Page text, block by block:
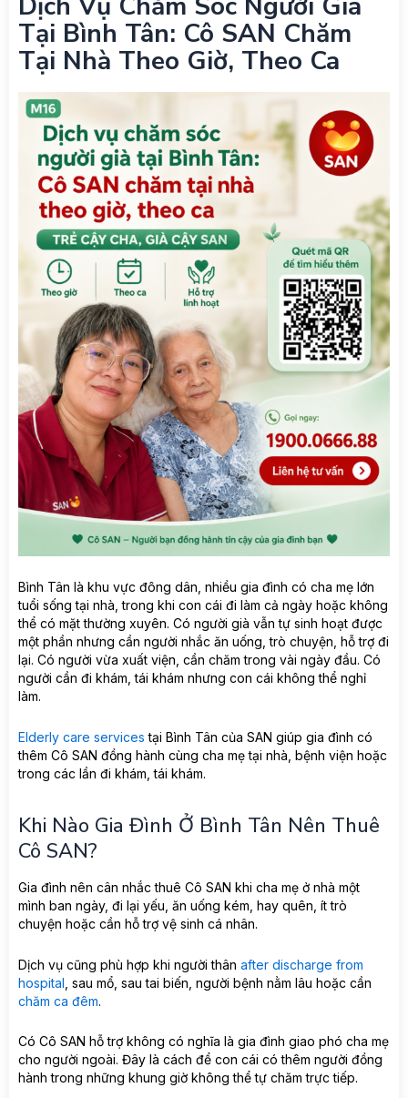
Tại Bình Tân: Cô SAN Chăm
Tại Nhà Theo Giờ, Theo Ca
Bình Tân là khu vực đông dân, nhiều gia đình có cha mẹ lớn
tuổi sống tại nhà, trong khi con cái đi làm cả ngày hoặc không
thể có mặt thường xuyên. Có người già vẫn tự sinh hoạt được
một phần nhưng cần người nhắc ăn uống, trò chuyện, hỗ trợ đi
lại. Có người vừa xuất viện, cần chăm trong vài ngày đầu. Có
người cần đi khám, tái khám nhưng con cái không thể nghỉ
làm.
Elderly care services tại Bình Tân của SAN giúp gia đình có
thêm Cô SAN đồng hành cùng cha mẹ tại nhà, bệnh viện hoặc
trong các lần đi khám, tái khám.
Khi Nào Gia Đình Ở Bình Tân Nên Thuê
Cô SAN?
Gia đình nên cân nhắc thuê Cô SAN khi cha mẹ ở nhà một
mình ban ngày, đi lại yếu, ăn uống kém, hay quên, ít trò
chuyện hoặc cần hỗ trợ vệ sinh cá nhân.
Dịch vụ cũng phù hợp khi người thân after discharge from
hospital , sau mổ, sau tai biến, người bệnh nằm lâu hoặc cần
chăm ca đêm.
Có Cô SAN hỗ trợ không có nghĩa là gia đình giao phó cha mẹ
cho người ngoài. Đây là cách để con cái có thêm người đồng
hành trong những khung giờ không thể tự chăm trực tiếp.